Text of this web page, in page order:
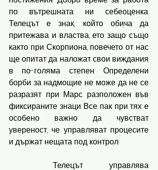
по вътрешната ни себеоценка.
Телецът е знак, който обича да
притежава и властва, ето защо също
както при Скорпиона, повечето от нас
ще опитат да наложат свои виждания
в по-голяма степен. Определени
борби за надмощие не може да не се
разразят при Марс разположен във
фиксираните знаци. Все пак при тях е
особено важно да чувстват
увереност, че управляват процесите
и държат нещата под контрол.